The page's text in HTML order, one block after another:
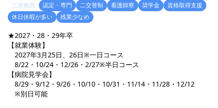
三次救急 認定・専門 二交替制 看護師寮 奨学金
資格取得支援
休日休暇が多い
残業少なめ
★2027・28・29年卒
【就業体験】
2027年3月25日、26日※一日コース
8/22・10/24・12/26・2/27※半日コース
【病院見学会】
8/29・9/12・9/26・10/10・10/31・11/14・11/28・12/12
※別日可能